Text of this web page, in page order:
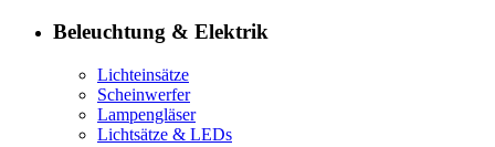
Beleuchtung & Elektrik
Lichteinsätze
Scheinwerfer
Lampengläser
Lichtsätze & LEDs